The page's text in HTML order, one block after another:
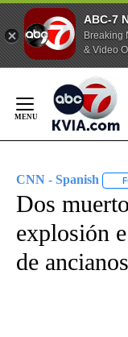
ABC-7
Breaking
& Video
Content
CNN - Spanish
Dos
explosión
de